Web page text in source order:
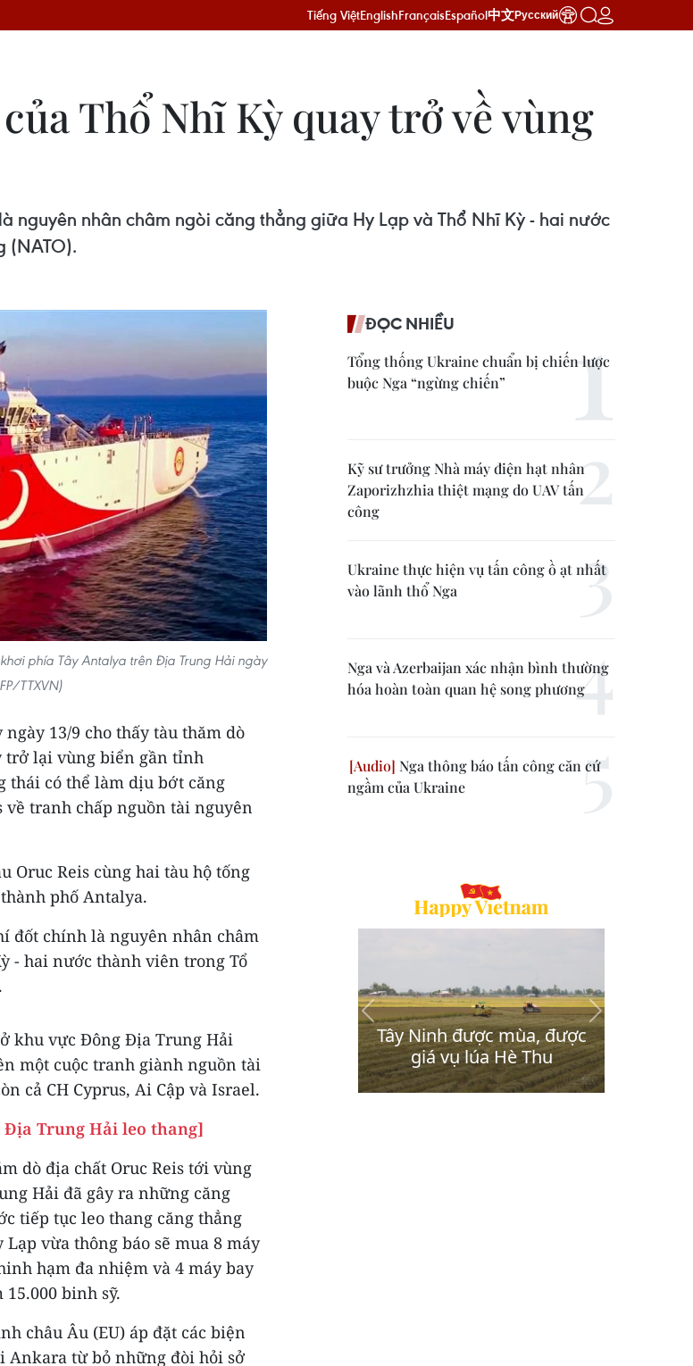
Tiếng ViệtEnglishFrançaisEspañol中文Русский
Thổ Nhĩ Kỳ quay trở về vùng
nguyên nhân châm ngòi căng thẳng giữa Hy Lạp và Thổ Nhĩ Kỳ - hai nước
(NATO).
phía Tây Antalya trên Địa Trung Hải ngày
TTXVN)
13/9 cho thấy tàu thăm dò
trở lại vùng biển gần tỉnh
thái có thể làm dịu bớt căng
tranh chấp nguồn tài nguyên
Oruc Reis cùng hai tàu hộ tống
phố Antalya.
đốt chính là nguyên nhân châm
- hai nước thành viên trong Tổ
khu vực Đông Địa Trung Hải
một cuộc tranh giành nguồn tài
cả CH Cyprus, Ai Cập và Israel.
Trung Hải leo thang]
dò địa chất Oruc Reis tới vùng
Hải đã gây ra những căng
tiếp tục leo thang căng thẳng
vừa thông báo sẽ mua 8 máy
hạm đa nhiệm và 4 máy bay
binh sỹ.
châu Âu (EU) áp đặt các biện
từ bỏ những đòi hỏi sở
ĐỌC NHIỀU
Tổng thống Ukraine chuẩn bị chiến lược
buộc Nga “ngừng chiến”
Kỹ sư trưởng Nhà máy điện hạt nhân
Zaporizhzhia thiệt mạng do UAV tấn
công
Ukraine thực hiện vụ tấn công ồ ạt nhất
vào lãnh thổ Nga
Nga và Azerbaijan xác nhận bình thường
hóa hoàn toàn quan hệ song phương
Nga thông báo tấn công căn cứ
ngầm của Ukraine